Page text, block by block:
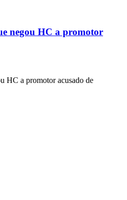
negou HC a promotor
HC a promotor acusado de